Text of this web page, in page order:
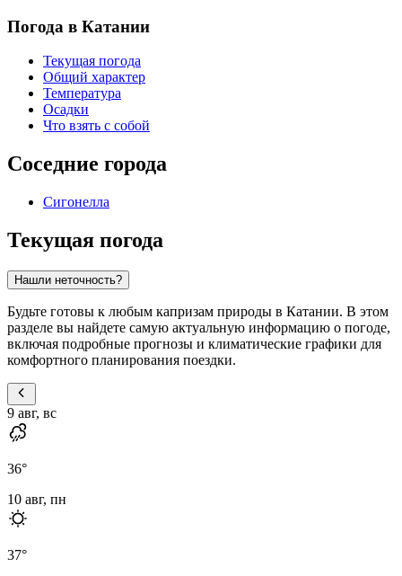
Погода в Катании
Текущая погода
Общий характер
Температура
Осадки
Что взять с собой
Соседние города
Сигонелла
Текущая погода
Нашли неточность?
Будьте готовы к любым капризам природы в Катании. В этом
разделе вы найдете самую актуальную информацию о погоде,
включая подробные прогнозы и климатические графики для
комфортного планирования поездки.
9 авг, вс
36°
10 авг, пн
37°